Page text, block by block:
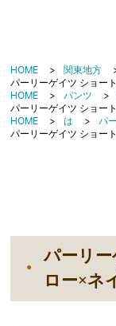
HOME 関東地方
パーリーゲイツ ショー
HOME
パンツ
パーリーゲイツ ショー
HOME
は
パ
パーリーゲイツ ショー
パーリ
ロー×ネ